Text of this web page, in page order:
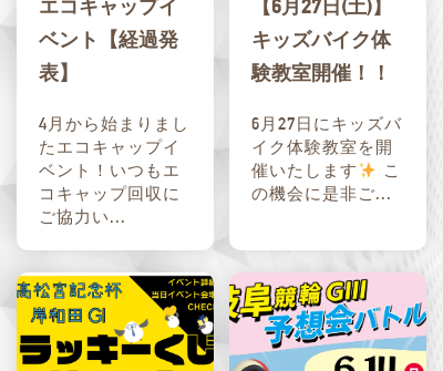
エコキャップイ
ベント【経過発
表】
4月から始まりまし
たエコキャップイ
ベント！いつもエ
コキャップ回収に
ご協力い...
【6月27日(土)】
キッズバイク体
験教室開催！！
6月27日にキッズバ
イク体験教室を開
催いたします
こ
の機会に是非ご...